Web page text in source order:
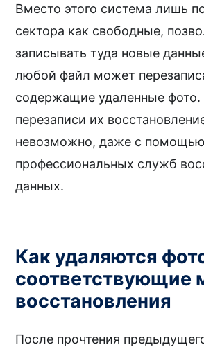
Вместо этого система лишь
сектора как свободные,
записывать туда новые
любой файл может
содержащие удаленные фото.
перезаписи их
невозможно, даже с помощью
профессиональных служб
данных.
Как удаляются
соответствующие
восстановления
После прочтения